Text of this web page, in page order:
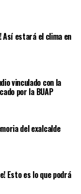
Así estará el clima en
vinculado con la
por la BUAP
del exalcalde
Esto es lo que podrá